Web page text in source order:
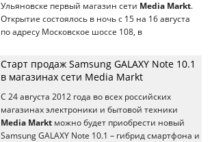
Ульяновске первый магазин сети Media Markt.
Открытие состоялось в ночь с 15 на 16 августа
по адресу Московское шоссе 108, в
Старт продаж Samsung GALAXY Note 10.1
в магазинах сети Media Markt
С 24 августа 2012 года во всех российских
магазинах электроники и бытовой техники
Media Markt можно будет приобрести новый
Samsung GALAXY Note 10.1 – гибрид смартфона и